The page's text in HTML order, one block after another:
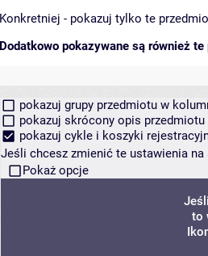
Konkretniej - pokazuj tylko te
Dodatkowo pokazywane są również
pokazuj grupy przedmiotu w
pokazuj skrócony opis
pokazuj cykle i koszyki
Jeśli chcesz zmienić te ustawienia
Pokaż opcje
to